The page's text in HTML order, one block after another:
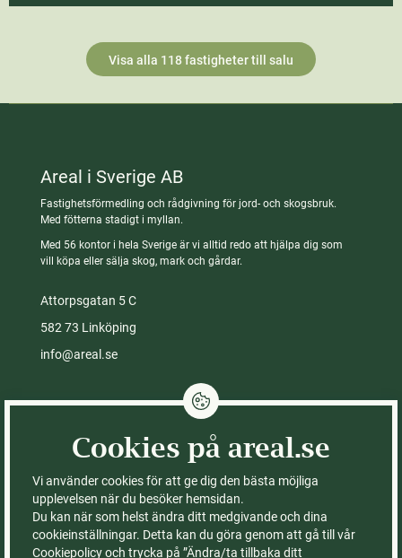
Visa alla 118 fastigheter till salu
Areal i Sverige AB
Fastighetsförmedling och rådgivning för jord- och skogsbruk.
Med fötterna stadigt i myllan.
Med 56 kontor i hela Sverige är vi alltid redo att hjälpa dig som
vill köpa eller sälja skog, mark och gårdar.
Attorpsgatan 5 C
582 73 Linköping
info@areal.se
Integritetspolicy
Cookies på areal.se
Fastigheter till salu
Köpa skog
Köpa gård
Köpa åker
Kontor
Om Areal
Ledning & styrelse
FAQ – vanliga frågor
Cookies på areal.se
Vi använder cookies för att ge dig den bästa möjliga
upplevelsen när du besöker hemsidan.
Du kan när som helst ändra ditt medgivande och dina
cookieinställningar. Detta kan du göra genom att gå till vår
Cookiepolicy och trycka på ”Ändra/ta tillbaka ditt